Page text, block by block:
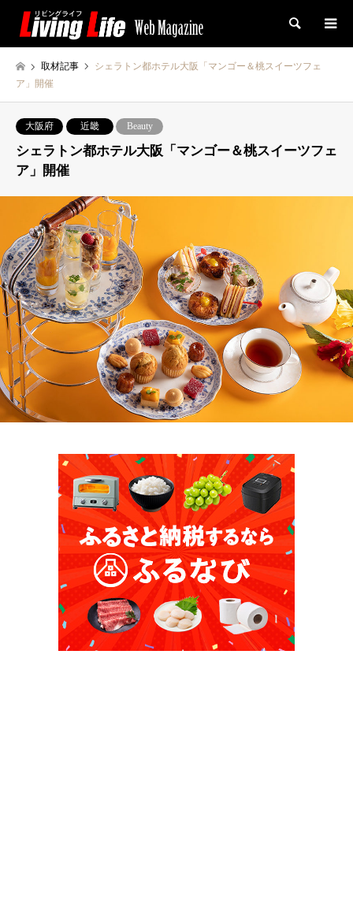
検索
取材記事
シェラトン都ホテル大阪「マンゴー＆桃スイーツフェ
ア」開催
大阪府 近畿 Beauty
シェラトン都ホテル大阪「マンゴー＆桃スイーツフェ
ア」開催